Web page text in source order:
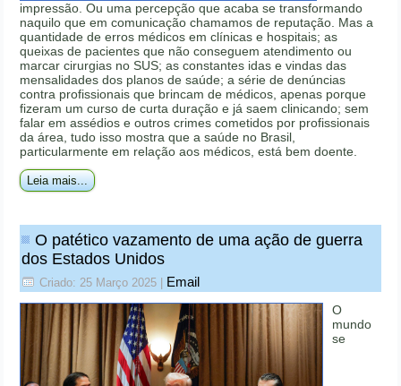
impressão. Ou uma percepção que acaba se transformando
naquilo que em comunicação chamamos de reputação. Mas a
quantidade de erros médicos em clínicas e hospitais; as
queixas de pacientes que não conseguem atendimento ou
marcar cirurgias no SUS; as constantes idas e vindas das
mensalidades dos planos de saúde; a série de denúncias
contra profissionais que brincam de médicos, apenas porque
fizeram um curso de curta duração e já saem clinicando; sem
falar em assédios e outros crimes cometidos por profissionais
da área, tudo isso mostra que a saúde no Brasil,
particularmente em relação aos médicos, está bem doente.
Leia mais...
O patético vazamento de uma ação de guerra
dos Estados Unidos
Criado: 25 Março 2025 Email
O
mundo
se